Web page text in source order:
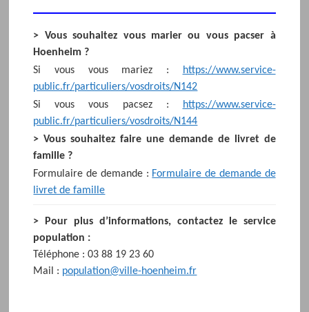
> Vous souhaitez vous marier ou vous pacser à
Hoenheim ?
Si vous vous mariez :
https://www.service-
public.fr/particuliers/vosdroits/N142
Si vous vous pacsez :
https://www.service-
public.fr/particuliers/vosdroits/N144
> Vous souhaitez faire une demande de livret de
famille ?
Formulaire de demande : Formulaire de demande de
livret de famille
> Pour plus d’informations, contactez le service
population :
Téléphone : 03 88 19 23 60
Mail : population@ville-hoenheim.fr